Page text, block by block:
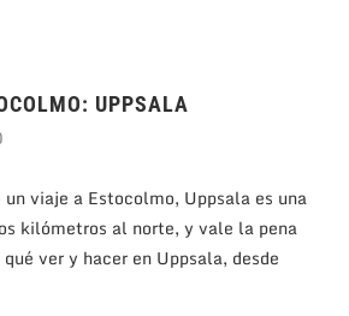
UPPSALA
viaje a Estocolmo, Uppsala es una
kilómetros al norte, y vale la pena
ver y hacer en Uppsala, desde